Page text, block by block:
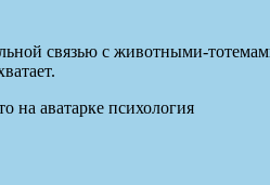
связью с животными-